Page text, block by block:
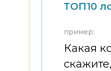
ТОП10
пример:
Какая